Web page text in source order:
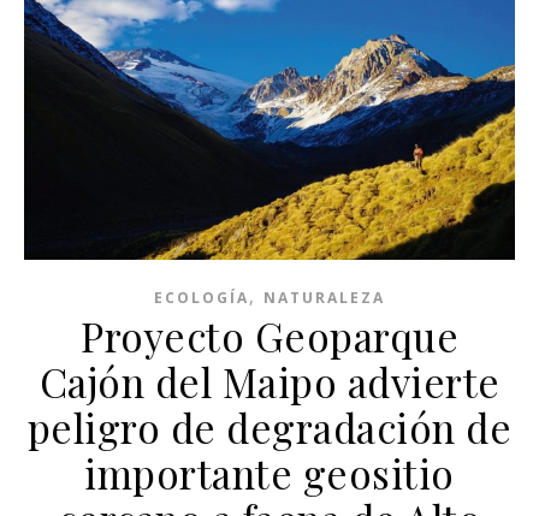
ECOLOGÍA, NATURALEZA
Proyecto Geoparque
Cajón del Maipo advierte
peligro de degradación de
importante geositio